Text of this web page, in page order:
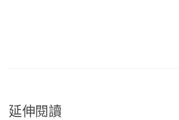
延伸閱讀